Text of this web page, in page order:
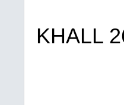
KHALL